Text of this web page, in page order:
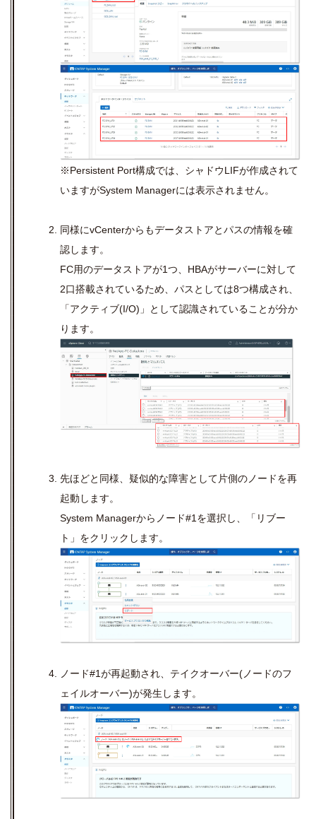
※Persistent Port構成では、シャドウLIFが作成されて
いますがSystem Managerには表示されません。
同様にvCenterからもデータストアとパスの情報を確
認します。
FC用のデータストアが1つ、HBAがサーバーに対して
2口搭載されているため、パスとしては8つ構成され、
「アクティブ(I/O)」として認識されていることが分か
ります。
先ほどと同様、疑似的な障害として片側のノードを再
起動します。
System Managerからノード#1を選択し、「リブー
ト」をクリックします。
ノード#1が再起動され、テイクオーバー(ノードのフ
ェイルオーバー)が発生します。